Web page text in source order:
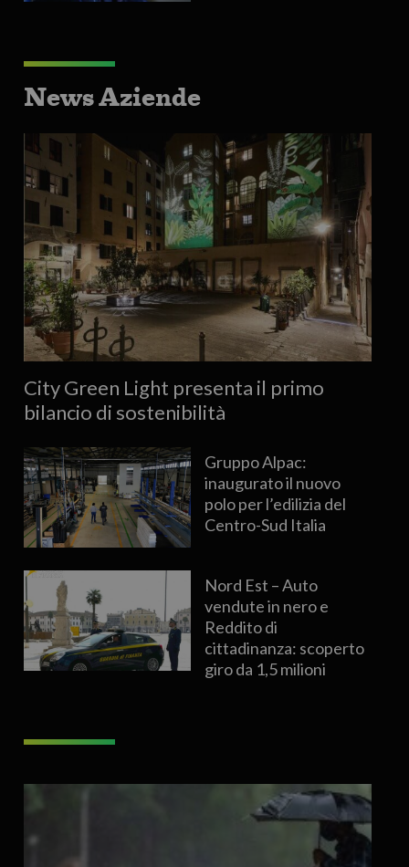
News Aziende
City Green Light presenta il primo
bilancio di sostenibilità
Gruppo Alpac:
inaugurato il nuovo
polo per l’edilizia del
Centro-Sud Italia
Nord Est – Auto
vendute in nero e
Reddito di
cittadinanza: scoperto
giro da 1,5 milioni